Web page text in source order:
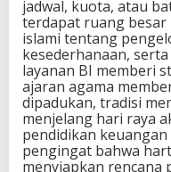
jadwal, kuota, atau
terdapat ruang
islami tentang
kesederhanaan,
layanan BI memberi
ajaran agama
dipadukan, tradisi
menjelang hari raya
pendidikan
pengingat bahwa
menyiapkan rencana